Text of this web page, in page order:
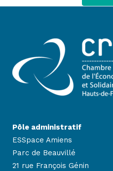
Pôle administratif
ESSpace Amiens
Parc de Beauvillé
21 rue François Génin